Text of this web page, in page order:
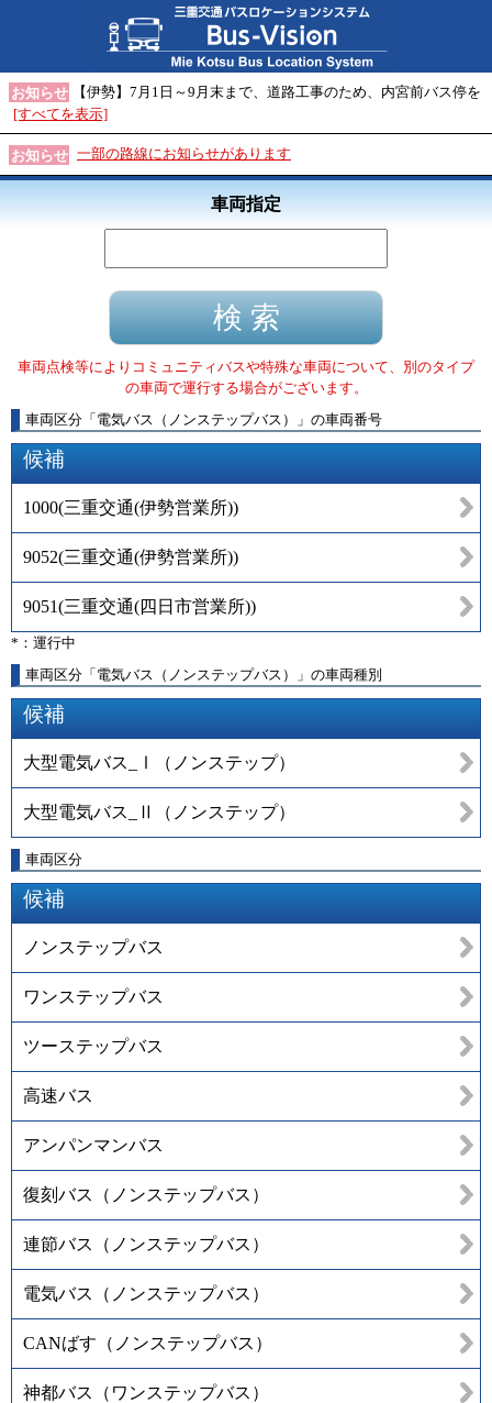
お知らせ
【伊勢】7月1日～9月末まで、道路工事のため、内宮前バス停を
[すべてを表示]
お知らせ 一部の路線にお知らせがあります
車両指定
車両点検等によりコミュニティバスや特殊な車両について、別のタイプ
の車両で運行する場合がございます。
車両区分 「 電気バス（ノンステップバス） 」 の車両番号
候補
1000(三重交通(伊勢営業所))
9052(三重交通(伊勢営業所))
9051(三重交通(四日市営業所))
*：運行中
車両区分「電気バス（ノンステップバス）」の車両種別
候補
大型電気バス_Ⅰ（ノンステップ）
大型電気バス_Ⅱ（ノンステップ）
車両区分
候補
ノンステップバス
ワンステップバス
ツーステップバス
高速バス
アンパンマンバス
復刻バス（ノンステップバス）
連節バス（ノンステップバス）
電気バス（ノンステップバス）
CANばす（ノンステップバス）
神都バス（ワンステップバス）